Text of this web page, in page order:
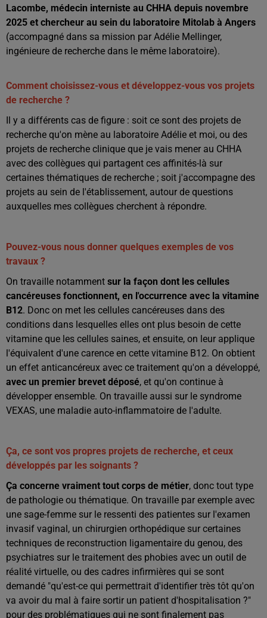
Lacombe, médecin interniste au CHHA depuis novembre
2025 et chercheur au sein du laboratoire Mitolab à Angers
(accompagné dans sa mission par Adélie Mellinger,
ingénieure de recherche dans le même laboratoire).
Comment choisissez-vous et développez-vous vos projets
de recherche ?
Il y a différents cas de figure : soit ce sont des projets de
recherche qu'on mène au laboratoire Adélie et moi, ou des
projets de recherche clinique que je vais mener au CHHA
avec des collègues qui partagent ces affinités-là sur
certaines thématiques de recherche ; soit j'accompagne des
projets au sein de l'établissement, autour de questions
auxquelles mes collègues cherchent à répondre.
Pouvez-vous nous donner quelques exemples de vos
travaux ?
On travaille notamment sur la façon dont les cellules
cancéreuses fonctionnent, en l'occurrence avec la vitamine
B12. Donc on met les cellules cancéreuses dans des
conditions dans lesquelles elles ont plus besoin de cette
vitamine que les cellules saines, et ensuite, on leur applique
l'équivalent d'une carence en cette vitamine B12. On obtient
un effet anticancéreux avec ce traitement qu'on a développé,
avec un premier brevet déposé, et qu'on continue à
développer ensemble. On travaille aussi sur le syndrome
VEXAS, une maladie auto-inflammatoire de l'adulte.
Ça, ce sont vos propres projets de recherche, et ceux
développés par les soignants ?
Ça concerne vraiment tout corps de métier, donc tout type
de pathologie ou thématique. On travaille par exemple avec
une sage-femme sur le ressenti des patientes sur l'examen
invasif vaginal, un chirurgien orthopédique sur certaines
techniques de reconstruction ligamentaire du genou, des
psychiatres sur le traitement des phobies avec un outil de
réalité virtuelle, ou des cadres infirmières qui se sont
demandé "qu'est-ce qui permettrait d'identifier très tôt qu'on
va avoir du mal à faire sortir un patient d'hospitalisation ?"
pour des problématiques qui ne sont finalement pas